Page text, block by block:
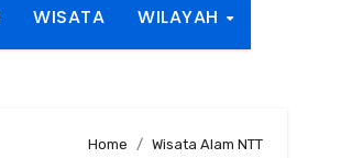
WISATA WILAYAH
Home Wisata Alam NTT